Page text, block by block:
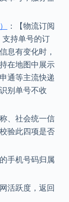
：【物流订阅
持单号的订
息有变化时，
在地图中展示
通等主流快递
别单号不收
、社会统一信
验此四项是否
手机号码归属
活跃度，返回